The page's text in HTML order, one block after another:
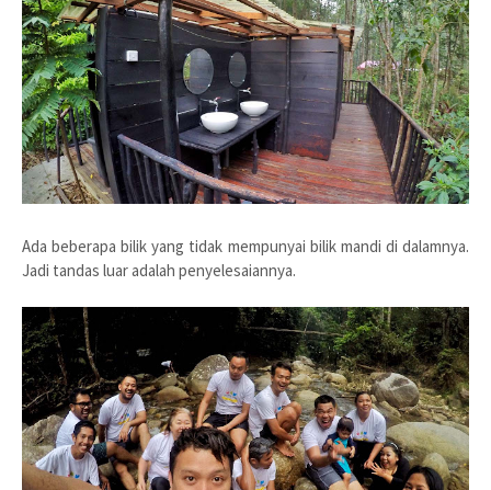
Ada beberapa bilik yang tidak mempunyai bilik mandi di dalamnya.
Jadi tandas luar adalah penyelesaiannya.